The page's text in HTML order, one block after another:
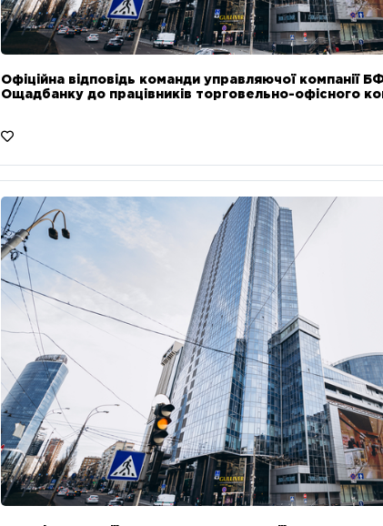
Офіційна відповідь команди управляючої компанії
Ощадбанку до працівників торговельно-офісного